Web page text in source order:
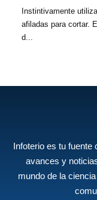
Instintivamente
afiladas para cortar.
d...
Infoterio es tu fuente
avances y
mundo de la